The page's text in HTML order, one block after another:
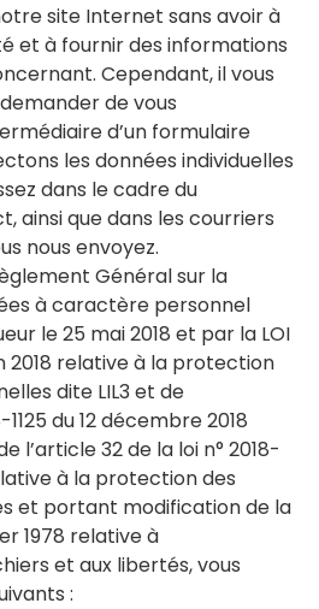
site Internet sans avoir à
et à fournir des informations
Cependant, il vous
de vous
d’un formulaire
les données individuelles
dans le cadre du
ainsi que dans les courriers
nous envoyez.
Général sur la
à caractère personnel
le 25 mai 2018 et par la LOI
2018 relative à la protection
dite LIL3 et de
du 12 décembre 2018
l’article 32 de la loi n° 2018-
à la protection des
et portant modification de la
1978 relative à
et aux libertés, vous
: